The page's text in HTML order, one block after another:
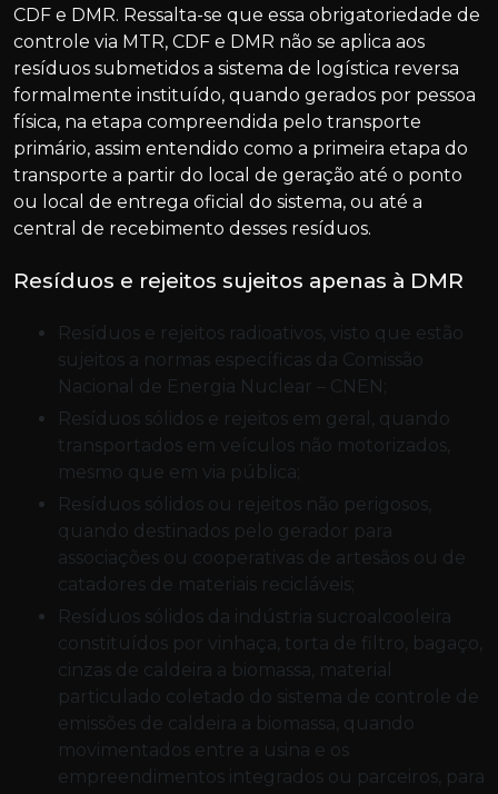
CDF e DMR. Ressalta-se que essa obrigatoriedade de
controle via MTR, CDF e DMR não se aplica aos
resíduos submetidos a sistema de logística reversa
formalmente instituído, quando gerados por pessoa
física, na etapa compreendida pelo transporte
primário, assim entendido como a primeira etapa do
transporte a partir do local de geração até o ponto
ou local de entrega oficial do sistema, ou até a
central de recebimento desses resíduos.
Resíduos e rejeitos sujeitos apenas à DMR
resíduos e rejeitos radioativos, visto que estão
sujeitos a normas específicas da Comissão
Nacional de Energia Nuclear – CNEN;
resíduos sólidos e rejeitos em geral, quando
transportados em veículos não motorizados,
mesmo que em via pública;
resíduos sólidos ou rejeitos não perigosos,
quando destinados pelo gerador para
associações ou cooperativas de artesãos ou de
catadores de materiais recicláveis;
resíduos sólidos da indústria sucroalcooleira
constituídos por vinhaça, torta de filtro, bagaço,
cinzas de caldeira a biomassa, material
particulado coletado do sistema de controle de
emissões de caldeira a biomassa, quando
movimentados entre a usina e os
empreendimentos integrados ou parceiros, para